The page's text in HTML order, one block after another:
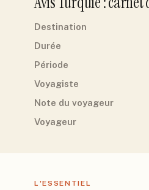
Destination
Durée
Période
Voyagiste
Note du voyageur
Voyageur
L'ESSENTIEL